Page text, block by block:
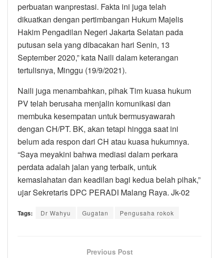
perbuatan wanprestasi. Fakta ini juga telah
dikuatkan dengan pertimbangan Hukum Majelis
Hakim Pengadilan Negeri Jakarta Selatan pada
putusan sela yang dibacakan hari Senin, 13
September 2020,” kata Naili dalam keterangan
tertulisnya, Minggu (19/9/2021).
Naili juga menambahkan, pihak Tim kuasa hukum
PV telah berusaha menjalin komunikasi dan
membuka kesempatan untuk bermusyawarah
dengan CH/PT. BK, akan tetapi hingga saat ini
belum ada respon dari CH atau kuasa hukumnya.
“Saya meyakini bahwa mediasi dalam perkara
perdata adalah jalan yang terbaik, untuk
kemaslahatan dan keadilan bagi kedua belah pihak,”
ujar Sekretaris DPC PERADI Malang Raya. Jk-02
Tags: Dr Wahyu Gugatan Pengusaha rokok
Previous Post